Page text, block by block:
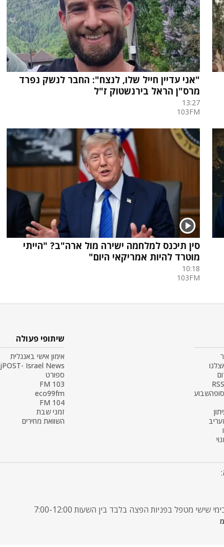
"אני עדיין חייל שלו, לנצח": החבר לנשק נפרד
מרס"ן הראל בירנשטוק ז"ל
13:27
103FM
סין תיכנס למלחמה ישירה מול ארה"ב? "הייתי
מוטרד להיות אמריקאי היום"
10:18
103FM
שיתופי פעולה
אימון אישי באנגלית
jPOST- Israel News
ספורט
103 FM
eco99fm
104 FM
זמני שבת
השוואת מחירים